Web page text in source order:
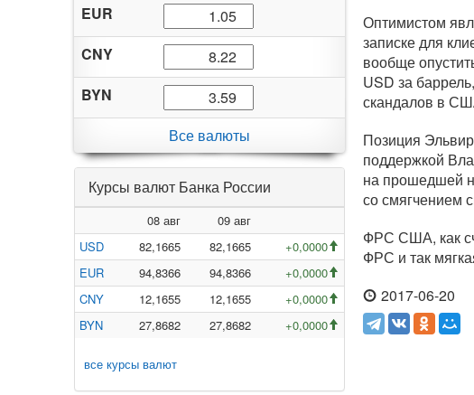
EUR
CNY
BYN
Все валюты
Курсы валют Банка России
08 авг
09 авг
USD
82,1665 82,1665
+0,0000
EUR
94,8366 94,8366
+0,0000
CNY
12,1655 12,1655
+0,0000
BYN
27,8682 27,8682 +0,0000
все курсы валют
Оптимистом
записке для
вообще
USD за
скандалов в
Позиция
поддержкой
на прошедшей
со смягчением
ФРС США, как
ФРС и так
2017-06-20